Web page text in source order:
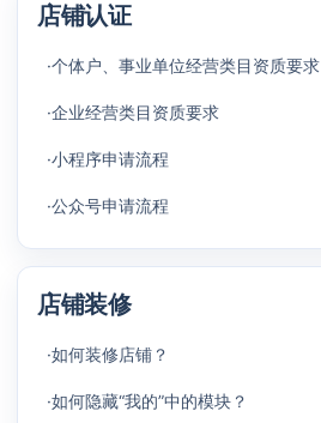
店铺认证
·个体户、事业单位经营类目资质要求
·企业经营类目资质要求
·小程序申请流程
·公众号申请流程
店铺装修
·如何装修店铺？
·如何隐藏“我的”中的模块？